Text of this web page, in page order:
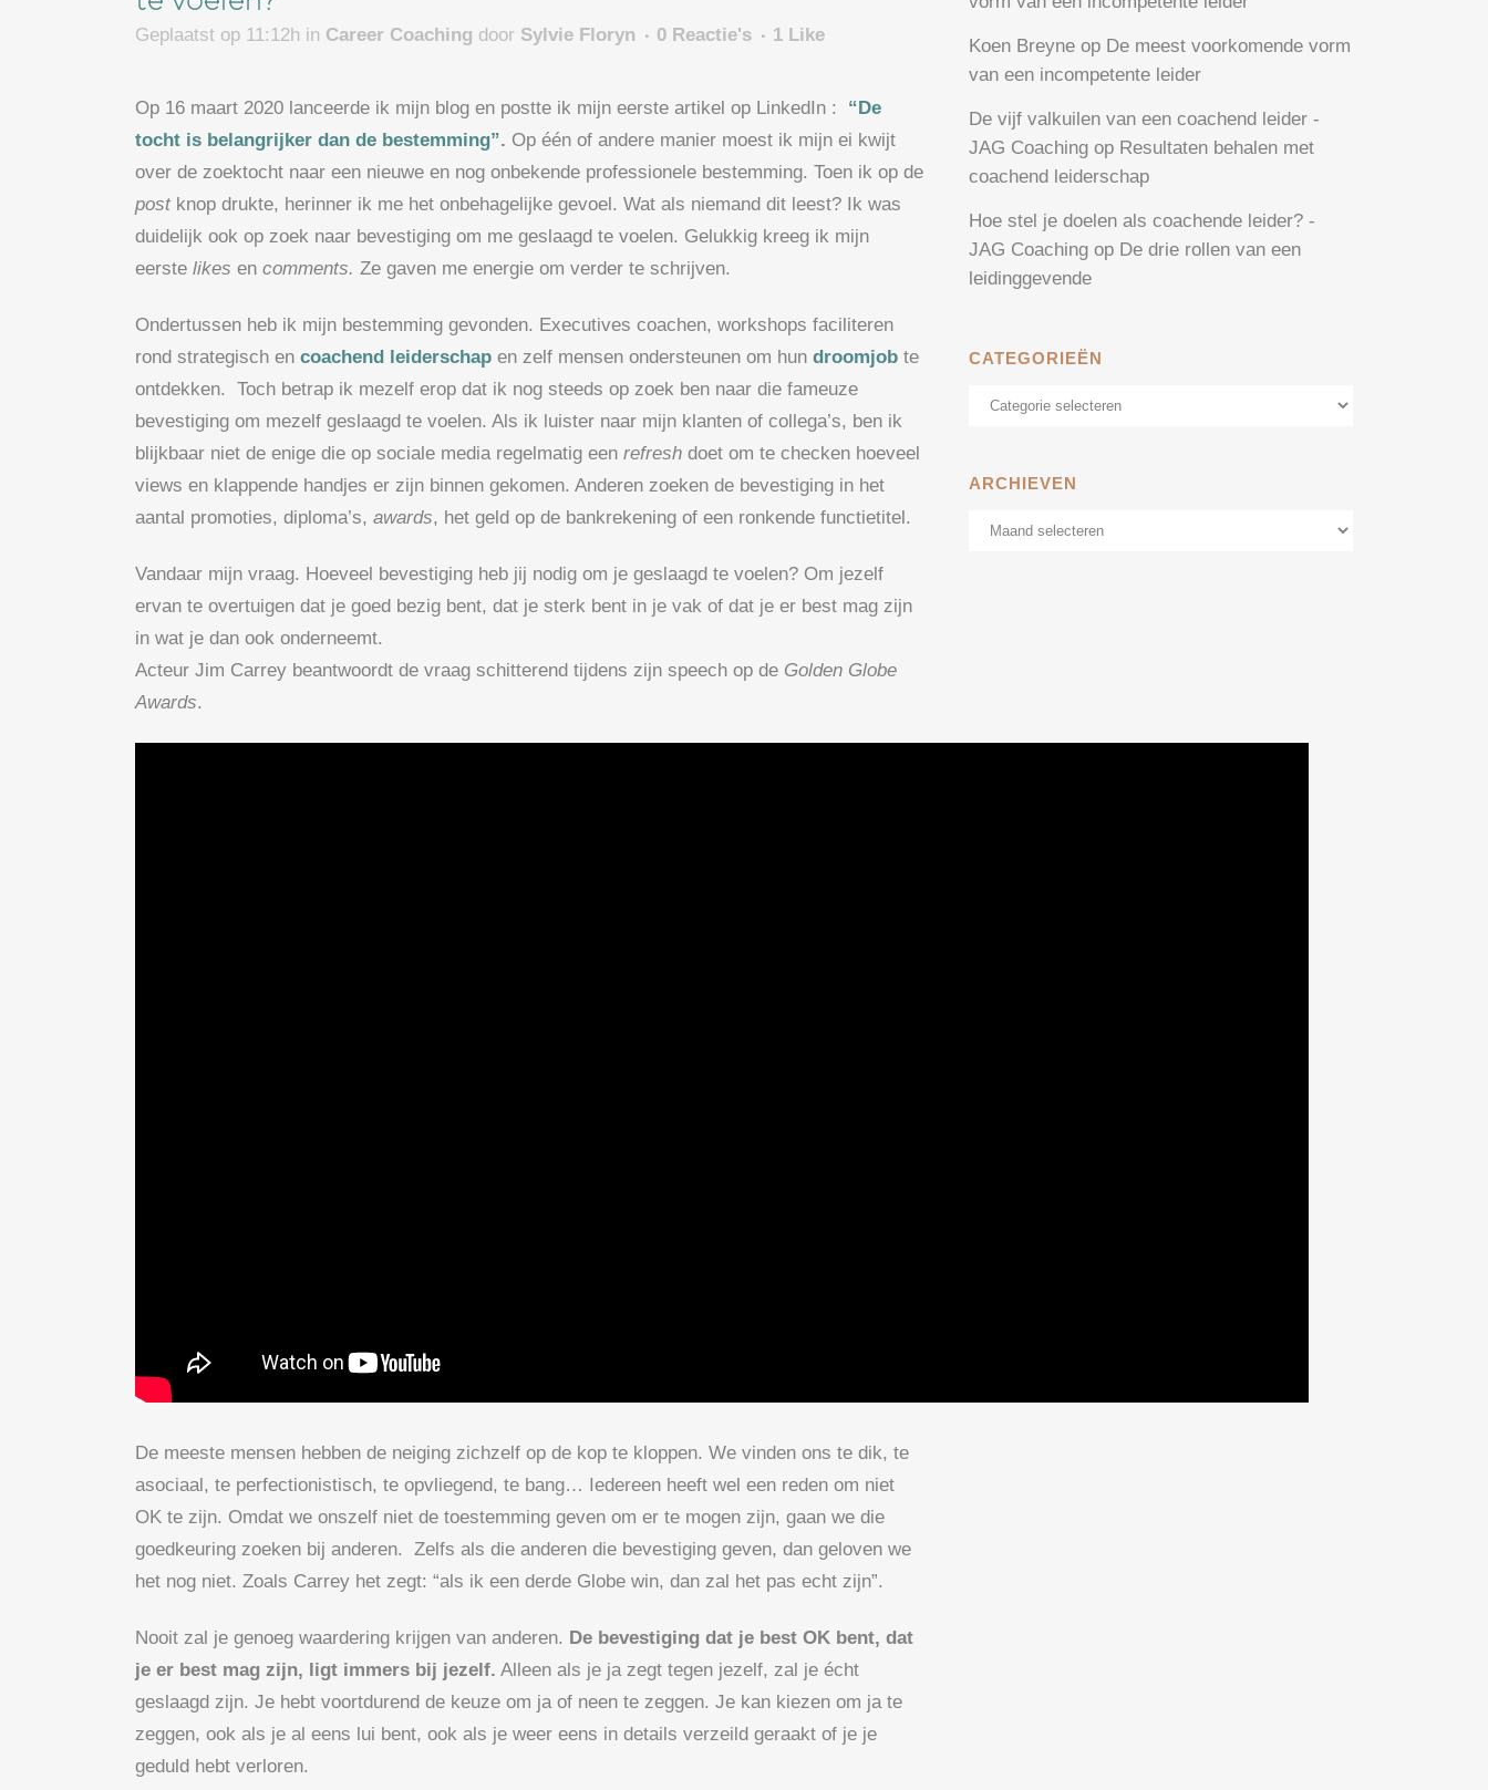
Geplaatst op 11:12h in Career Coaching door Sylvie Floryn 0 Reactie's 1 Like
Op 16 maart 2020 lanceerde ik mijn blog en postte ik mijn eerste artikel op LinkedIn : “De
tocht is belangrijker dan de bestemming”. Op één of andere manier moest ik mijn ei kwijt
over de zoektocht naar een nieuwe en nog onbekende professionele bestemming. Toen ik op de
postknop drukte, herinner ik me het onbehagelijke gevoel. Wat als niemand dit leest? Ik was
duidelijk ook op zoek naar bevestiging om me geslaagd te voelen. Gelukkig kreeg ik mijn
eerste likes en comments. Ze gaven me energie om verder te schrijven.
Ondertussen heb ik mijn bestemming gevonden. Executives coachen, workshops faciliteren
rond strategisch en coachend leiderschap en zelf mensen ondersteunen om hun droomjob te
ontdekken. Toch betrap ik mezelf erop dat ik nog steeds op zoek ben naar die fameuze
bevestiging om mezelf geslaagd te voelen. Als ik luister naar mijn klanten of collega’s, ben ik
blijkbaar niet de enige die op sociale media regelmatig een refresh doet om te checken hoeveel
views en klappende handjes er zijn binnen gekomen. Anderen zoeken de bevestiging in het
aantal promoties, diploma’s, awards, het geld op de bankrekening of een ronkende functietitel.
Vandaar mijn vraag. Hoeveel bevestiging heb jij nodig om je geslaagd te voelen? Om jezelf
ervan te overtuigen dat je goed bezig bent, dat je sterk bent in je vak of dat je er best mag zijn
in wat je dan ook onderneemt.
Acteur Jim Carrey beantwoordt de vraag schitterend tijdens zijn speech op de Golden Globe
Awards.
De meeste mensen hebben de neiging zichzelf op de kop te kloppen. We vinden ons te dik, te
asociaal, te perfectionistisch, te opvliegend, te bang… Iedereen heeft wel een reden om niet
OK te zijn. Omdat we onszelf niet de toestemming geven om er te mogen zijn, gaan we die
goedkeuring zoeken bij anderen. Zelfs als die anderen die bevestiging geven, dan geloven we
het nog niet. Zoals Carrey het zegt: “als ik een derde Globe win, dan zal het pas echt zijn”.
Nooit zal je genoeg waardering krijgen van anderen. De bevestiging dat je best OK bent, dat
je er best mag zijn, ligt immers bij jezelf. Alleen als je ja zegt tegen jezelf, zal je écht
geslaagd zijn. Je hebt voortdurend de keuze om ja of neen te zeggen. Je kan kiezen om ja te
zeggen, ook als je al eens lui bent, ook als je weer eens in details verzeild geraakt of je je
geduld hebt verloren.
Koen Breyne op De meest voorkomende vorm
van een incompetente leider
De vijf valkuilen van een coachend leider -
JAG Coaching op Resultaten behalen met
coachend leiderschap
Hoe stel je doelen als coachende leider? -
JAG Coaching op De drie rollen van een
leidinggevende
CATEGORIEËN
Categorieën
ARCHIEVEN
Archieven